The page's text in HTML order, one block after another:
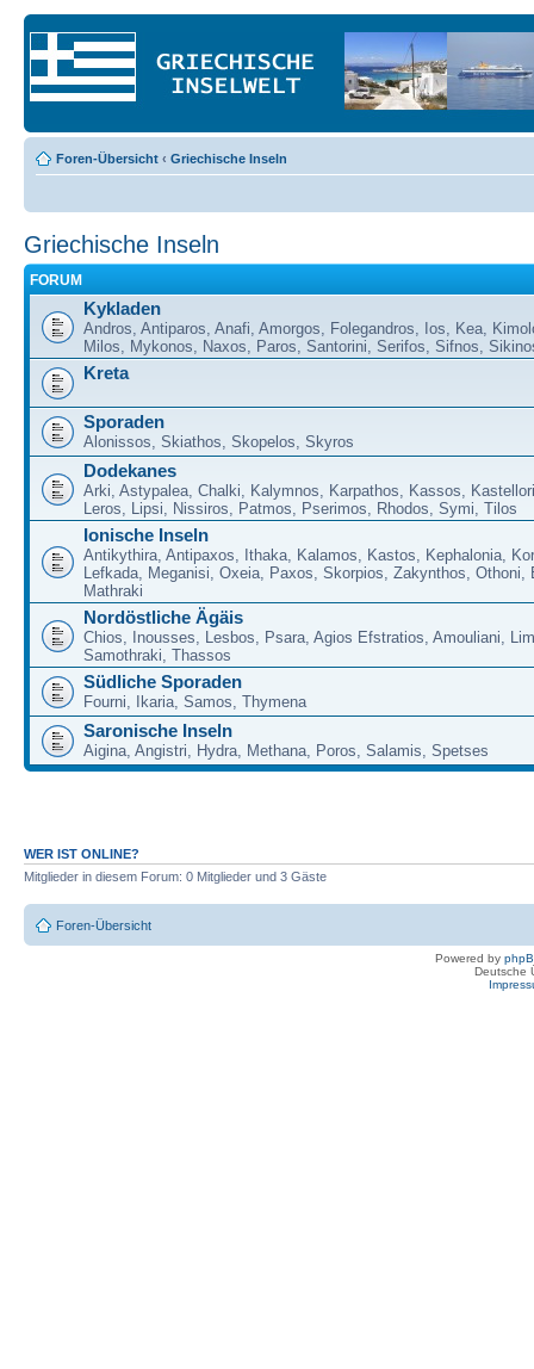
Foren-Übersicht ‹ Griechische Inseln
Griechische Inseln
FORUM
Kykladen
Andros, Antiparos, Anafi, Amorgos, Folegandros, Ios, Kea,
Milos, Mykonos, Naxos, Paros, Santorini, Serifos, Sifnos,
Kreta
Sporaden
Alonissos, Skiathos, Skopelos, Skyros
Dodekanes
Arki, Astypalea, Chalki, Kalymnos, Karpathos, Kassos,
Leros, Lipsi, Nissiros, Patmos, Pserimos, Rhodos, Symi, Tilos
Ionische Inseln
Antikythira, Antipaxos, Ithaka, Kalamos, Kastos, Kephalonia,
Lefkada, Meganisi, Oxeia, Paxos, Skorpios, Zakynthos, Othoni,
Mathraki
Nordöstliche Ägäis
Chios, Inousses, Lesbos, Psara, Agios Efstratios, Amouliani,
Samothraki, Thassos
Südliche Sporaden
Fourni, Ikaria, Samos, Thymena
Saronische Inseln
Aigina, Angistri, Hydra, Methana, Poros, Salamis, Spetses
WER IST ONLINE?
Mitglieder in diesem Forum: 0 Mitglieder und 3 Gäste
Foren-Übersicht
Powered by
Deutsche